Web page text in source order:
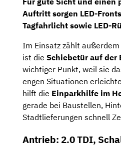
Auftritt sorgen LED-
Tagfahrlicht sowie LED-
Im Einsatz zählt
ist die Schiebetür auf der
wichtiger Punkt, weil sie
engen Situationen
hilft die Einparkhilfe im
gerade bei Baustellen,
Stadtlieferungen schnell
Antrieb: 2.0 TDI,